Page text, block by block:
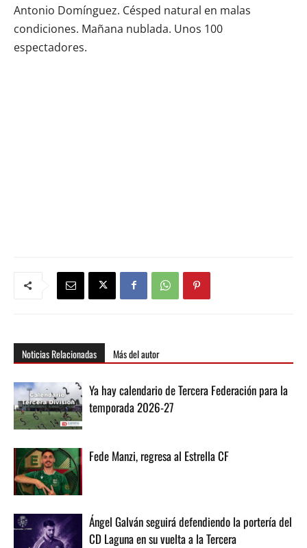
Antonio Domínguez. Césped natural en malas
condiciones. Mañana nublada. Unos 100
espectadores.
Noticias Relacionadas Más del autor
Ya hay calendario de Tercera Federación para la
temporada 2026-27
Fede Manzi, regresa al Estrella CF
Ángel Galván seguirá defendiendo la portería del
CD Laguna en su vuelta a la Tercera